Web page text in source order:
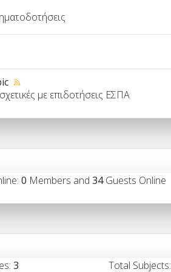
με επιδοτήσεις ΕΣΠΑ
0 Members and 34Guests Online
3 Total Subjects: